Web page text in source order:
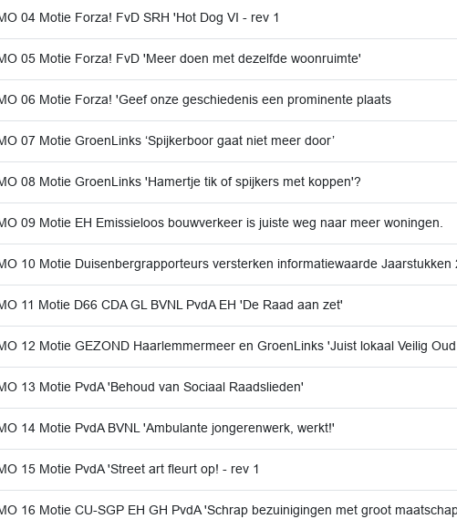
04 Motie Forza! FvD SRH 'Hot Dog VI - rev 1
05 Motie Forza! FvD 'Meer doen met dezelfde woonruimte'
06 Motie Forza! 'Geef onze geschiedenis een prominente plaats
07 Motie GroenLinks ‘Spijkerboor gaat niet meer door’
08 Motie GroenLinks 'Hamertje tik of spijkers met koppen'?
09 Motie EH Emissieloos bouwverkeer is juiste weg naar meer woningen.
10 Motie Duisenbergrapporteurs versterken informatiewaarde Jaarstukken
11 Motie D66 CDA GL BVNL PvdA EH 'De Raad aan zet'
12 Motie GEZOND Haarlemmermeer en GroenLinks 'Juist lokaal Veilig
13 Motie PvdA 'Behoud van Sociaal Raadslieden'
14 Motie PvdA BVNL 'Ambulante jongerenwerk, werkt!'
15 Motie PvdA 'Street art fleurt op! - rev 1
16 Motie CU-SGP EH GH PvdA 'Schrap bezuinigingen met groot